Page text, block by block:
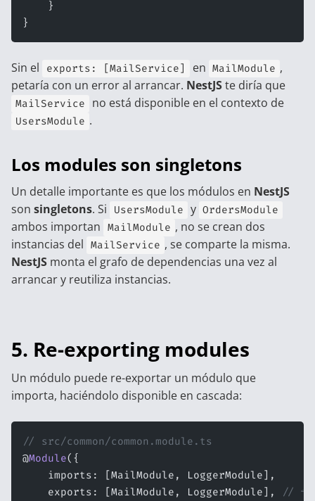
    }
}
Sin el exports: [MailService] en MailModule ,
petaría con un error al arrancar. NestJSte diría que
MailService no está disponible en el contexto de
UsersModule .
Los modules son singletons
Un detalle importante es que los módulos en NestJS
son singletons. Si UsersModule y OrdersModule
ambos importan MailModule , no se crean dos
instancias del MailService , se comparte la misma.
NestJS monta el grafo de dependencias una vez al
arrancar y reutiliza instancias.
5. Re-exporting modules
Un módulo puede re-exportar un módulo que
importa, haciéndolo disponible en cascada:
// src/common/common.module.ts
@Module({
    imports: [MailModule, LoggerModule],
    exports: [MailModule, LoggerModule],
// 👈